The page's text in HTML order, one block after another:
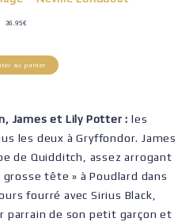
36.95€
au panier
James et Lily Potter : les
les deux à Gryffondor. James
de Quidditch, assez arrogant
tête » à Poudlard dans
fourré avec Sirius Black,
parrain de son petit garçon et